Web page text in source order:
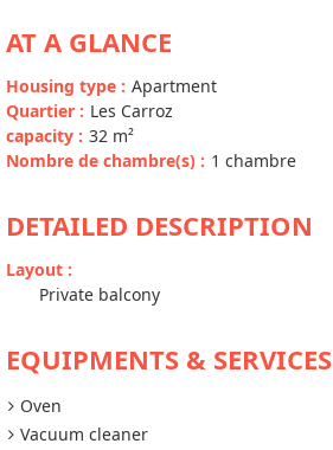
AT A GLANCE
Housing type : Apartment
Quartier : Les Carroz
capacity : 32 m²
Nombre de chambre(s) : 1 chambre
DETAILED DESCRIPTION
Layout :
Private balcony
EQUIPMENTS & SERVICES
Oven
Vacuum cleaner